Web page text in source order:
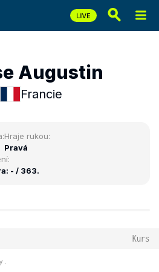
Augustin
Francie
Hraje rukou:
Pravá
- / 363.
Kurs